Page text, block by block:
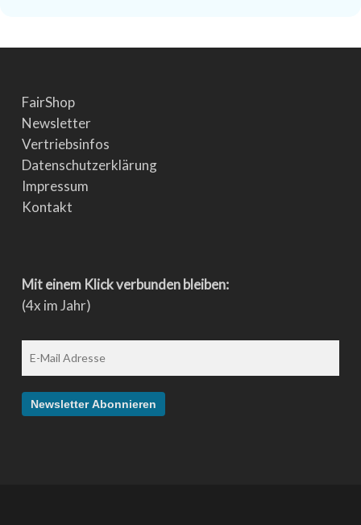
FairShop
Newsletter
Vertriebsinfos
Datenschutzerklärung
Impressum
Kontakt
Mit einem Klick verbunden bleiben:
(4x im Jahr)